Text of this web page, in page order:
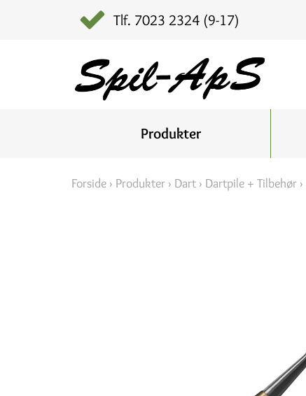
Tlf. 7023 2324 (9-17)
Produkter
Forside › Produkter › Dart › Dartpile + Tilbehør ›